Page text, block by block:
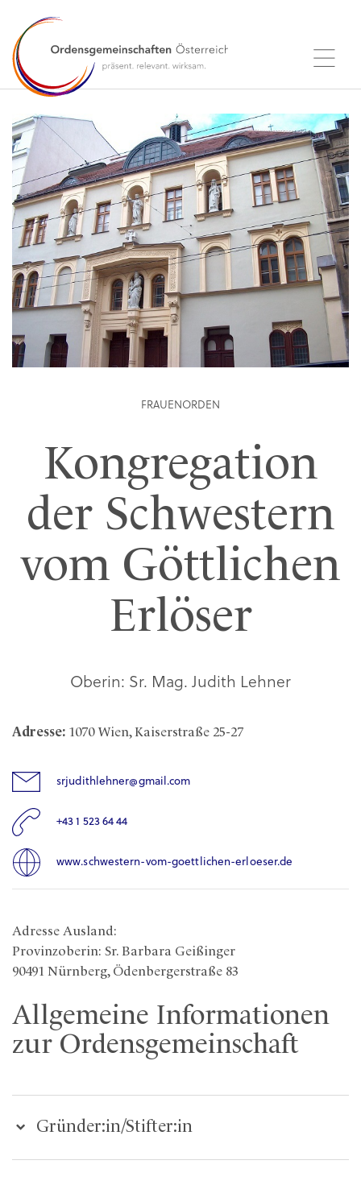
FRAUENORDEN
Kongregation
der Schwestern
vom Göttlichen
Erlöser
Oberin: Sr. Mag. Judith Lehner
Adresse: 1070 Wien, Kaiserstraße 25-27
srjudithlehner@gmail.com
+43 1 523 64 44
www.schwestern-vom-goettlichen-erloeser.de
Adresse Ausland:
Provinzoberin: Sr. Barbara Geißinger
90491 Nürnberg, Ödenbergerstraße 83
Allgemeine Informationen
zur Ordensgemeinschaft
Gründer:in/Stifter:in